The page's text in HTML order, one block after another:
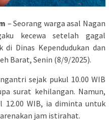
– Seorang warga asal Nagan
kecewa setelah gagal
Dinas Kependudukan dan
Barat, Senin (8/9/2025).
sejak pukul 10.00 WIB
surat kehilangan. Namun,
12.00 WIB, ia diminta untuk
jam istirahat.